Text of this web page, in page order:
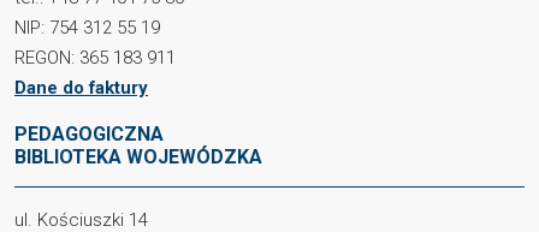
NIP: 754 312 55 19
REGON: 365 183 911
Dane do faktury
PEDAGOGICZNA
BIBLIOTEKA WOJEWÓDZKA
ul. Kościuszki 14